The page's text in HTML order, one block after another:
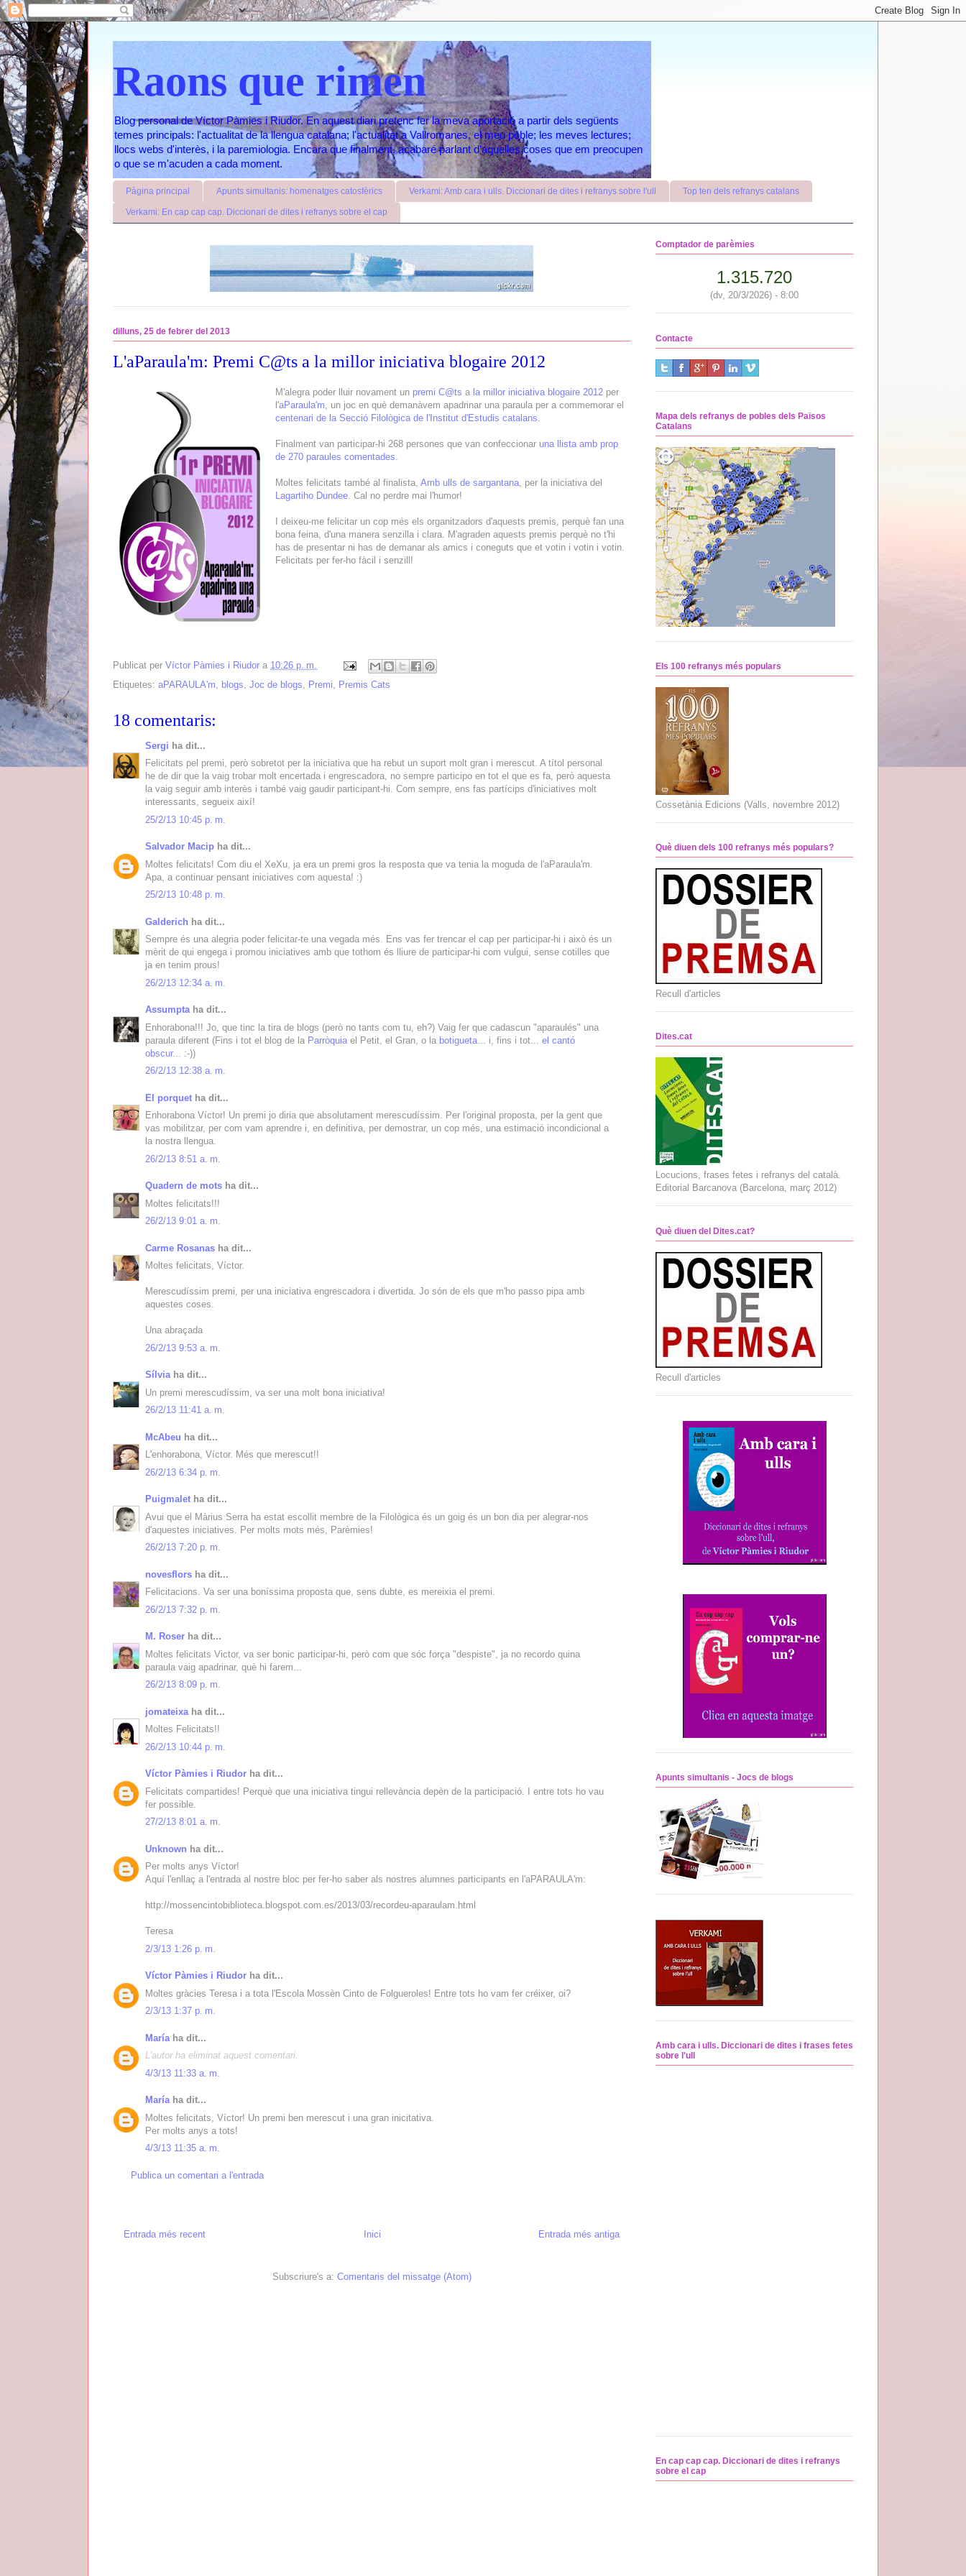
Raons que rimen
Blog personal de Víctor Pàmies i Riudor. En aquest diari pretenc fer la meva aportació a partir dels següents
temes principals: l'actualitat de la llengua catalana; l'actualitat a Vallromanes, el meu poble; les meves lectures;
llocs webs d'interès, i la paremiologia. Encara que finalment, acabaré parlant d'aquelles coses que em preocupen
o que se m'acuden a cada moment.
Pàgina principal Apunts simultanis: homenatges catosfèrics Verkami: Amb cara i ulls. Diccionari de dites i refranys sobre l'ull Top ten dels refranys catalans
Verkami: En cap cap cap. Diccionari de dites i refranys sobre el cap
dilluns, 25 de febrer del 2013
L'aParaula'm: Premi C@ts a la millor iniciativa blogaire 2012
M'alegra poder lluir novament un premi C@ts a la millor iniciativa blogaire 2012 per
l'aParaula'm , un joc en què demanàvem apadrinar una paraula per a commemorar el
centenari de la Secció Filològica de l'Institut d'Estudis catalans
Finalment van participar-hi 268 persones que van confeccionar una llista amb prop
de 270 paraules comentades
Moltes felicitats també al finalista, Amb ulls de sargantana , per la iniciativa del
Lagartiho Dundee . Cal no perdre mai l'humor!
I deixeu-me felicitar un cop més els organitzadors d'aquests premis, perquè fan una
bona feina, d'una manera senzilla i clara. M'agraden aquests premis perquè no t'hi
has de presentar ni has de demanar als amics i coneguts que et votin i votin i votin.
Felicitats per fer-ho fàcil i senzill!
Publicat per Víctor Pàmies i Riudor a 10:26 p. m.
Etiquetes: aPARAULA'm blogs Joc de blogs Premi Premis Cats
18 comentaris:
Sergi ha dit...
Felicitats pel premi, però sobretot per la iniciativa que ha rebut un suport molt gran i merescut. A títol personal
he de dir que la vaig trobar molt encertada i engrescadora, no sempre participo en tot el que es fa, però aquesta
la vaig seguir amb interès i també vaig gaudir participant-hi. Com sempre, ens fas partícips d'iniciatives molt
interessants, segueix així!
25/2/13 10:45 p. m.
Salvador Macip ha dit...
Moltes felicitats! Com diu el XeXu, ja era un premi gros la resposta que va tenia la moguda de l'aParaula'm.
Apa, a continuar pensant iniciatives com aquesta! :)
25/2/13 10:48 p. m.
Galderich ha dit...
Sempre és una alegria poder felicitar-te una vegada més. Ens vas fer trencar el cap per participar-hi i això és un
mèrit de qui engega i promou iniciatives amb que tothom és lliure de participar-hi com vulgui, sense cotilles que
ja en tenim prous!
26/2/13 12:34 a. m.
Assumptaha dit...
Enhorabona!!! Jo, que tinc la tira de blogs (però no tants com tu, eh?) Vaig fer que cadascun "aparaulés" una
paraula diferent (Fins i tot el blog de la Parròquia el Petit, el Gran, o la botigueta ... i, fins i tot... el cantó
obscur... :-))
26/2/13 12:38 a. m.
El porquet ha dit...
Enhorabona Víctor! Un premi jo diria que absolutament merescudíssim. Per l'original proposta, per la gent que
vas mobilitzar, per com vam aprendre i, en definitiva, per demostrar, un cop més, una estimació incondicional a
la nostra llengua.
26/2/13 8:51 a. m.
Quadern de mots ha dit...
Moltes felicitats!!!
26/2/13 9:01 a. m.
Carme Rosanas ha dit...
Moltes felicitats, Víctor.
Merescudíssim premi, per una iniciativa engrescadora i divertida. Jo són de els que m'ho passo pipa amb
aquestes coses.
Una abraçada
26/2/13 9:53 a. m.
Sílvia ha dit...
Un premi merescudíssim, va ser una molt bona iniciativa!
26/2/13 11:41 a. m.
McAbeu ha dit...
L'enhorabona, Víctor. Més que merescut!!
26/2/13 6:34 p. m.
Puigmalet ha dit...
Avui que el Màrius Serra ha estat escollit membre de la Filològica és un goig és un bon dia per alegrar-nos
d'aquestes iniciatives. Per molts mots més, Parèmies!
26/2/13 7:20 p. m.
novesflors ha dit...
Felicitacions. Va ser una boníssima proposta que, sens dubte, es mereixia el premi.
26/2/13 7:32 p. m.
M. Roser ha dit...
Moltes felicitats Victor, va ser bonic participar-hi, però com que sóc força "despiste", ja no recordo quina
paraula vaig apadrinar, què hi farem...
26/2/13 8:09 p. m.
jomateixa ha dit...
Moltes Felicitats!!
26/2/13 10:44 p. m.
Víctor Pàmies i Riudor ha dit...
Felicitats compartides! Perquè que una iniciativa tingui rellevància depèn de la participació. I entre tots ho vau
fer possible.
27/2/13 8:01 a. m.
Unknown ha dit...
Per molts anys Víctor!
Aquí l'enllaç a l'entrada al nostre bloc per fer-ho saber als nostres alumnes participants en l'aPARAULA'm:
http://mossencintobiblioteca.blogspot.com.es/2013/03/recordeu-aparaulam.html
Teresa
2/3/13 1:26 p. m.
Víctor Pàmies i Riudor ha dit...
Moltes gràcies Teresa i a tota l'Escola Mossèn Cinto de Folgueroles! Entre tots ho vam fer créixer, oi?
2/3/13 1:37 p. m.
María ha dit...
L'autor ha eliminat aquest comentari.
4/3/13 11:33 a. m.
Maríaha dit...
Moltes felicitats, Víctor! Un premi ben merescut i una gran inicitativa.
Per molts anys a tots!
4/3/13 11:35 a. m.
Publica un comentari a l'entrada
Entrada més recent Entrada més antiga
Inici
Subscriure's a: Comentaris del missatge (Atom)
Comptador de parèmies
1.315.720
(dv, 20/3/2026) - 8:00
Contacte
Mapa dels refranys de pobles dels Països
Catalans
Els 100 refranys més populars
Cossetània Edicions (Valls, novembre 2012)
Què diuen dels 100 refranys més populars?
Recull d'articles
Dites.cat
Locucions, frases fetes i refranys del català.
Editorial Barcanova (Barcelona, març 2012)
Què diuen del Dites.cat?
Recull d'articles
Apunts simultanis - Jocs de blogs
Amb cara i ulls. Diccionari de dites i frases fetes
sobre l'ull
En cap cap cap. Diccionari de dites i refranys
sobre el cap